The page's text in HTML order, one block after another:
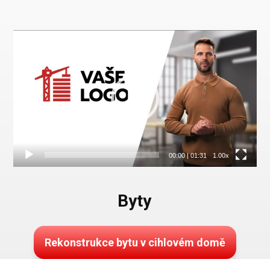
00:00|01:31 1.00x
Byty
Rekonstrukce bytu v cihlovém domě